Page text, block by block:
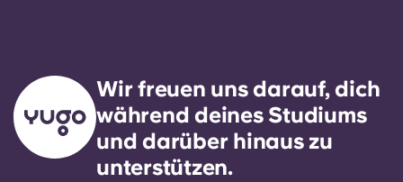
Wir freuen uns darauf, dich
während deines Studiums
und darüber hinaus zu
unterstützen.